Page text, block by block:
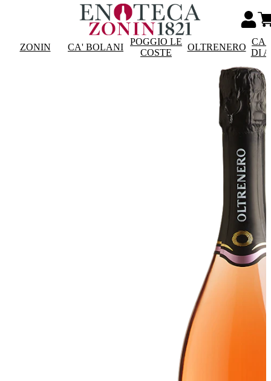
ZONIN CA' BOLANI
POGGIO LE
COSTE
OLTRENERO
DI